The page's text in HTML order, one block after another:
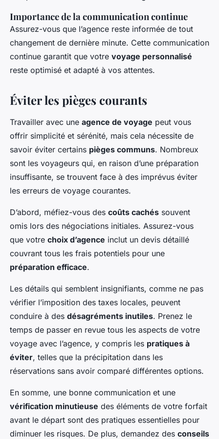
Importance de la communication continue
Assurez-vous que l’agence reste informée de tout
changement de dernière minute. Cette communication
continue garantit que votre voyage personnalisé
reste optimisé et adapté à vos attentes.
Éviter les pièges courants
Travailler avec une agence de voyage peut vous
offrir simplicité et sérénité, mais cela nécessite de
savoir éviter certains pièges communs. Nombreux
sont les voyageurs qui, en raison d’une préparation
insuffisante, se trouvent face à des imprévus éviter
les erreurs de voyage courantes.
D’abord, méfiez-vous des coûts cachés souvent
omis lors des négociations initiales. Assurez-vous
que votre choix d’agence inclut un devis détaillé
couvrant tous les frais potentiels pour une
préparation efficace.
Les détails qui semblent insignifiants, comme ne pas
vérifier l’imposition des taxes locales, peuvent
conduire à des désagréments inutiles. Prenez le
temps de passer en revue tous les aspects de votre
voyage avec l’agence, y compris les pratiques à
éviter, telles que la précipitation dans les
réservations sans avoir comparé différentes options.
En somme, une bonne communication et une
vérification minutieuse des éléments de votre forfait
avant le départ sont des pratiques essentielles pour
diminuer les risques. De plus, demandez des conseils